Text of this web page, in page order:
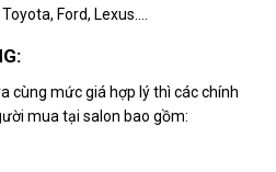
Ford, Lexus….
cùng mức giá hợp lý thì các chính
mua tại salon bao gồm: